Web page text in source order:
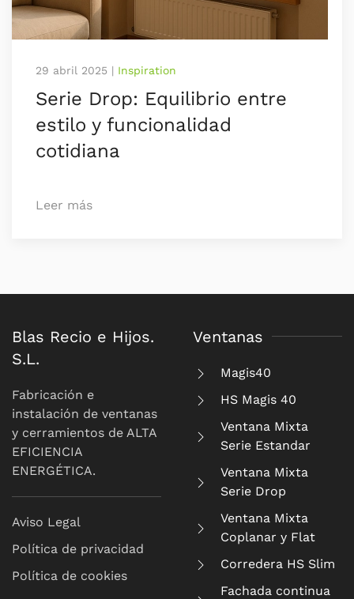
29 abril 2025 | Inspiration
Serie Drop: Equilibrio entre
estilo y funcionalidad
cotidiana
Leer más
Blas Recio e Hijos.
S.L.
Fabricación e
instalación de ventanas
y cerramientos de ALTA
EFICIENCIA
ENERGÉTICA.
Aviso Legal
Política de privacidad
Política de cookies
Ventanas
Magis40
HS Magis 40
Ventana Mixta
Serie Estandar
Ventana Mixta
Serie Drop
Ventana Mixta
Coplanar y Flat
Corredera HS Slim
Fachada continua